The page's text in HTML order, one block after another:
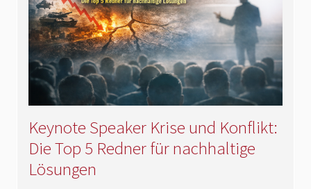
Keynote Speaker Krise und Konflikt:
Die Top 5 Redner für nachhaltige
Lösungen